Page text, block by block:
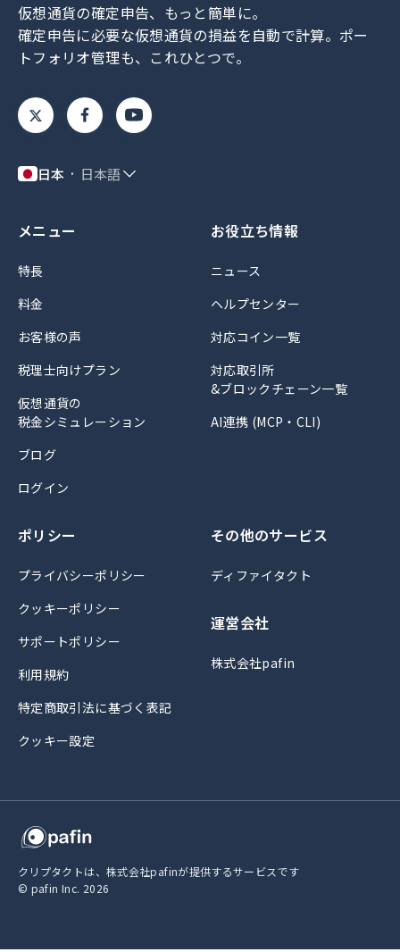
仮想通貨の確定申告、もっと簡単に。
確定申告に必要な仮想通貨の損益を自動で計算。 ポー
トフォリオ管理も、これひとつで。
日本 日本語
メニュー
特長
料金
お客様の声
税理士向けプラン
仮想通貨の
税金シミュレーション
ブログ
ログイン
お役立ち情報
ニュース
ヘルプセンター
対応コイン一覧
対応取引所
&ブロックチェーン一覧
AI連携 (MCP・CLI)
ポリシー
プライバシーポリシー
クッキーポリシー
サポートポリシー
利用規約
特定商取引法に基づく表記
クッキー設定
その他のサービス
ディファイタクト
運営会社
株式会社pafin
クリプタクトは、株式会社pafinが提供するサービスです
© pafin Inc. 2026